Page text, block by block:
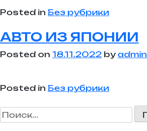
Posted in Без рубрики
АВТО ИЗ ЯПОНИИ
Posted on 18.11.2022 by admin
Posted in Без рубрики
Найти: